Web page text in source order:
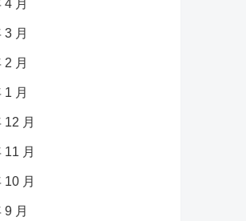
4 月
3 月
2 月
1 月
12 月
11 月
10 月
9 月